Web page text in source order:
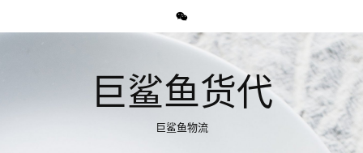
巨鲨鱼货代
巨鲨鱼物流